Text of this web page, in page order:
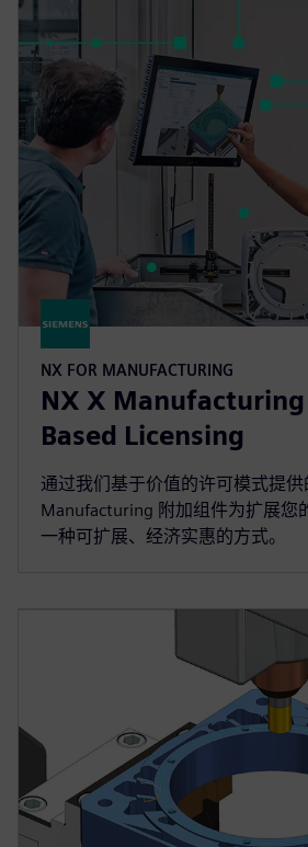
NX FOR MANUFACTURING
NX X
Based Licensing
通过我们基于价值的许可模式提供
Manufacturing 附加组件为扩展您
一种可扩展、经济实惠的方式。